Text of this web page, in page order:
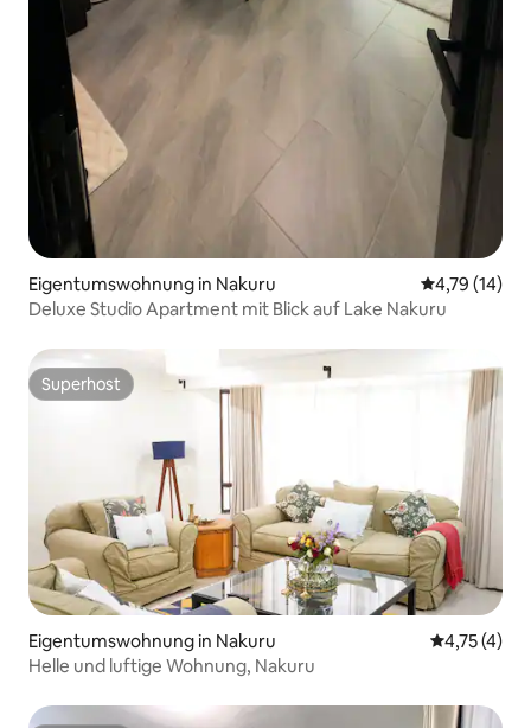
Eigentumswohnung in Nakuru
4,79 (14)
Deluxe Studio Apartment mit Blick auf Lake Nakuru
Superhost
Superhost
Eigentumswohnung in Nakuru
4,75 (4)
Helle und luftige Wohnung, Nakuru